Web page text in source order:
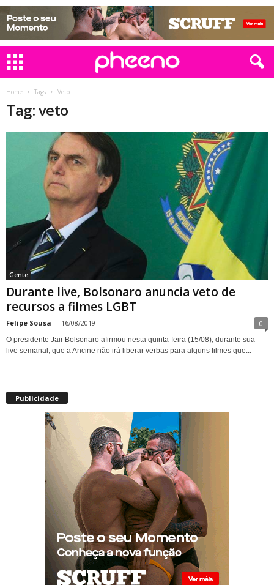
Home Tags Veto
Tag: veto
Gente
Durante live, Bolsonaro anuncia veto de
recursos a filmes LGBT
Felipe Sousa - 16/08/2019 0
O presidente Jair Bolsonaro afirmou nesta quinta-feira (15/08), durante sua
live semanal, que a Ancine não irá liberar verbas para alguns filmes que...
Publicidade